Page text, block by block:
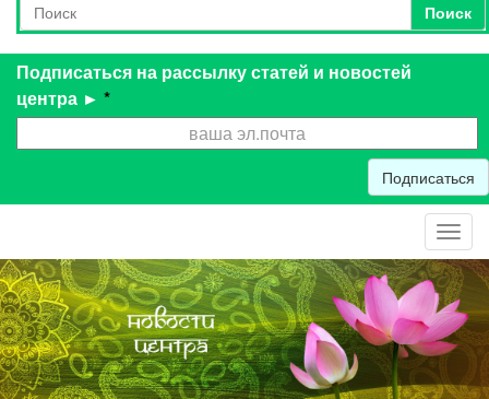
Форма поиска
Поиск
Поиск
Подписаться на рассылку статей и новостей
центра ► *
Подписаться